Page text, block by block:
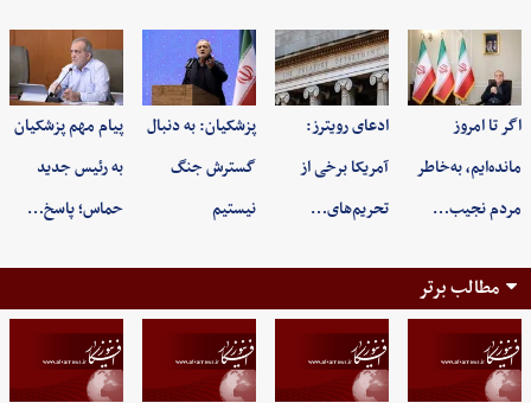
اگر تا امروز
مانده‌ایم، به‌خاطر
مردم نجیب…
ادعای رویترز:
آمریکا برخی از
تحریم‌های…
پزشکیان: به‌ دنبال
گسترش جنگ
نیستیم
پیام مهم پزشکیان
به رئیس جدید
حماس؛ پاسخ…
مطالب برتر